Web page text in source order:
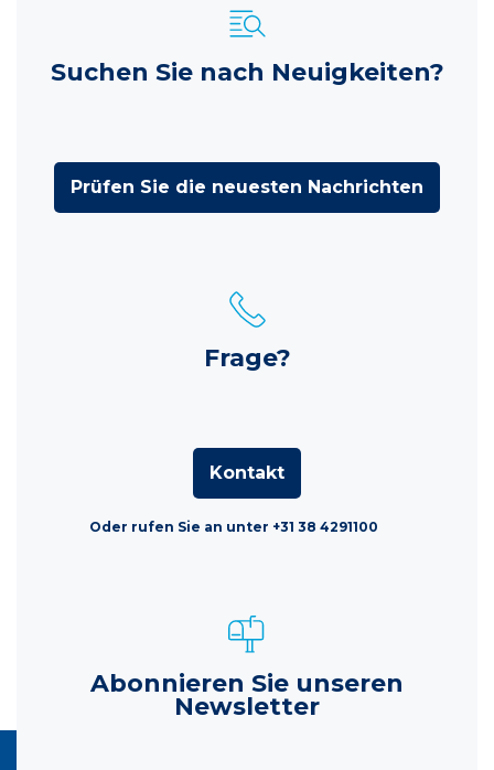
Suchen Sie nach Neuigkeiten?
Prüfen Sie die neuesten Nachrichten
Frage?
Kontakt
Oder rufen Sie an unter +31 38 4291100
Abonnieren Sie unseren
Newsletter